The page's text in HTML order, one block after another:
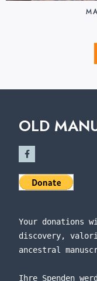
OLD
Your donations
discovery,
ancestral
Ihre Spenden